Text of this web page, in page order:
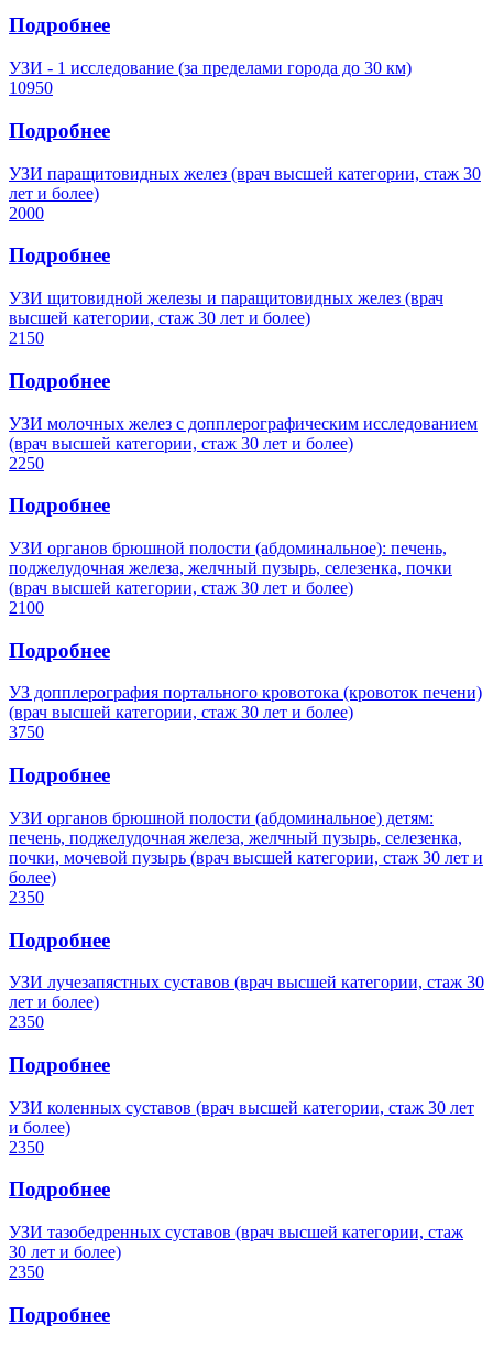
Подробнее
УЗИ - 1 исследование (за пределами города до 30 км)
10950
Подробнее
УЗИ паращитовидных желез (врач высшей категории, стаж 30
лет и более)
2000
Подробнее
УЗИ щитовидной железы и паращитовидных желез (врач
высшей категории, стаж 30 лет и более)
2150
Подробнее
УЗИ молочных желез с допплерографическим исследованием
(врач высшей категории, стаж 30 лет и более)
2250
Подробнее
УЗИ органов брюшной полости (абдоминальное): печень,
поджелудочная железа, желчный пузырь, селезенка, почки
(врач высшей категории, стаж 30 лет и более)
2100
Подробнее
УЗ допплерография портального кровотока (кровоток печени)
(врач высшей категории, стаж 30 лет и более)
3750
Подробнее
УЗИ органов брюшной полости (абдоминальное) детям:
печень, поджелудочная железа, желчный пузырь, селезенка,
почки, мочевой пузырь (врач высшей категории, стаж 30 лет и
более)
2350
Подробнее
УЗИ лучезапястных суставов (врач высшей категории, стаж 30
лет и более)
2350
Подробнее
УЗИ коленных суставов (врач высшей категории, стаж 30 лет
и более)
2350
Подробнее
УЗИ тазобедренных суставов (врач высшей категории, стаж
30 лет и более)
2350
Подробнее